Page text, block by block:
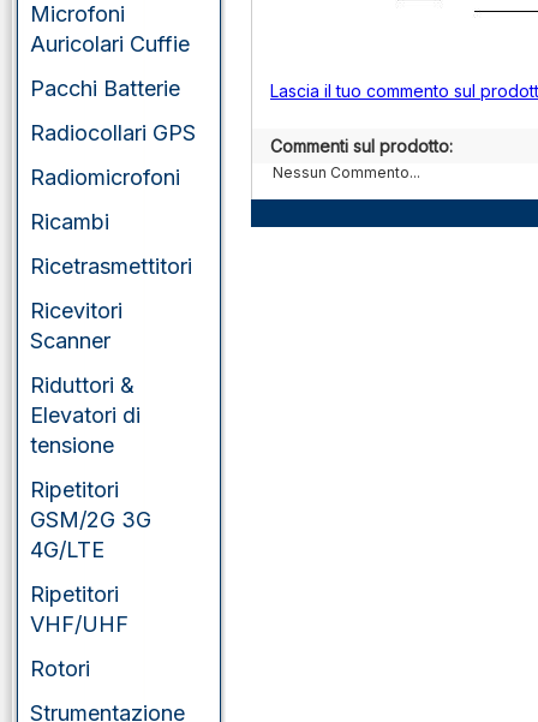
Microfoni
Auricolari Cuffie
Pacchi Batterie
Radiocollari GPS
Radiomicrofoni
Ricambi
Ricetrasmettitori
Ricevitori
Scanner
Riduttori &
Elevatori di
tensione
Ripetitori
GSM/2G 3G
4G/LTE
Ripetitori
VHF/UHF
Rotori
Strumentazione
Lascia il tuo commento sul
Commenti sul prodotto:
Nessun Commento...